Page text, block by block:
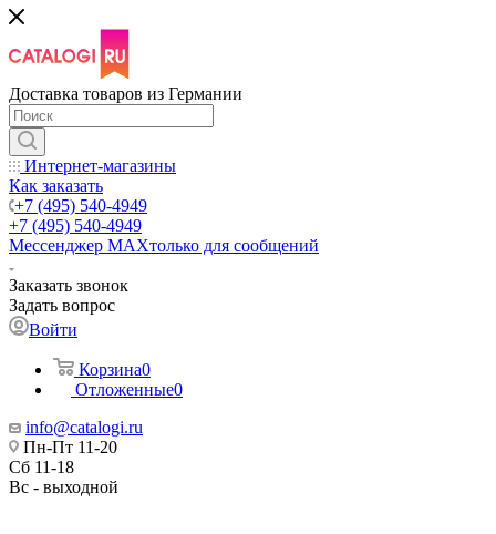
Доставка товаров из Германии
Интернет-магазины
Как заказать
+7 (495) 540-4949
+7 (495) 540-4949
Мессенджер МАХтолько для сообщений
Заказать звонок
Задать вопрос
Войти
Корзина0
Отложенные0
info@catalogi.ru
Пн-Пт 11-20
Сб 11-18
Вс - выходной